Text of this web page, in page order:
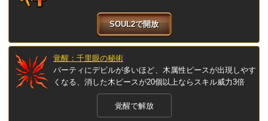
SOUL2で開放
覚醒：千里眼の秘術
パーティにデビルが多いほど、木属性ピースが出現しやす
くなる、消した木ピースが20個以上ならスキル威力3倍
覚醒で解放